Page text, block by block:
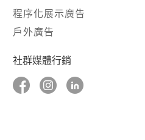
社群媒體行銷
程序化展示廣告
戶外廣告